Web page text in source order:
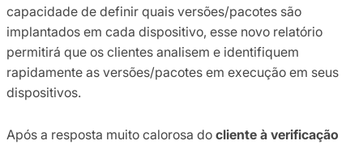
capacidade de definir quais versões/pacotes são
implantados em cada dispositivo, esse novo relatório
permitirá que os clientes analisem e identifiquem
rapidamente as versões/pacotes em execução em seus
dispositivos.
Após a resposta muito calorosa do cliente à verificação